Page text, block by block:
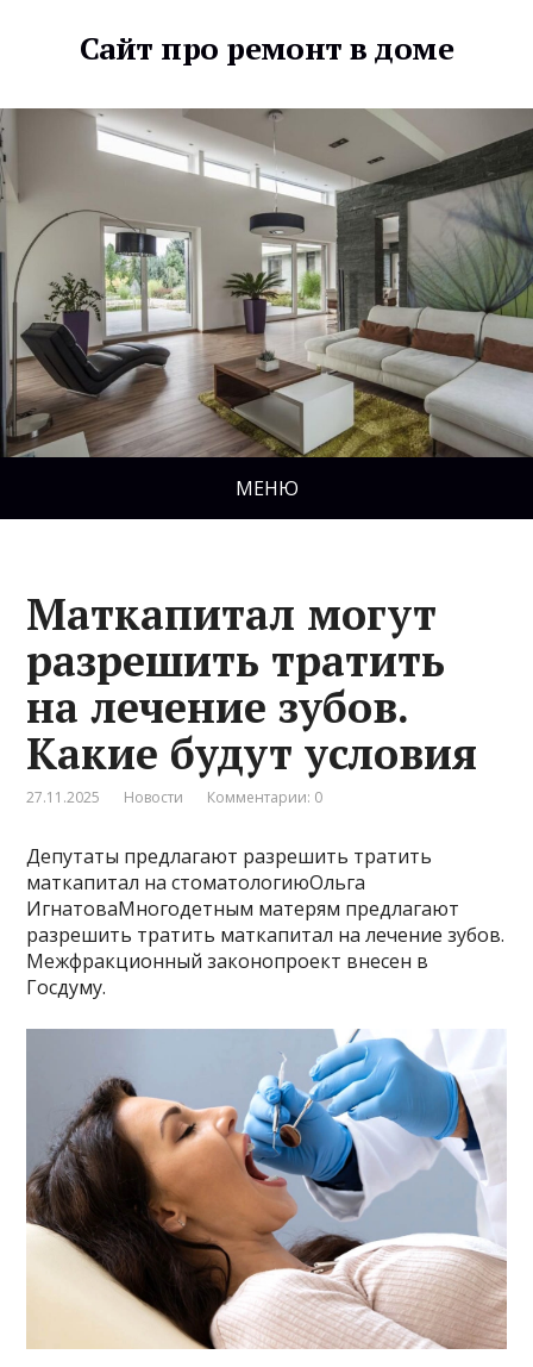
Сайт про ремонт в доме
МЕНЮ
Маткапитал могут
разрешить тратить
на лечение зубов.
Какие будут условия
27.11.2025 Новости Комментарии: 0
Депутаты предлагают разрешить тратить
маткапитал на стоматологиюОльга
ИгнатоваМногодетным матерям предлагают
разрешить тратить маткапитал на лечение зубов.
Межфракционный законопроект внесен в
Госдуму.